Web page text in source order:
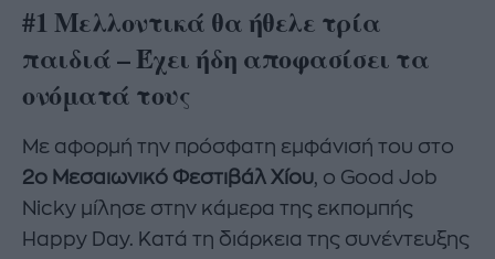
#1 Μελλοντικά θα ήθελε τρία
παιδιά – Έχει ήδη αποφασίσει τα
ονόματά τους
Με αφορμή την πρόσφατη εμφάνισή του στο
2ο Μεσαιωνικό Φεστιβάλ Χίου, ο Good Job
Nicky μίλησε στην κάμερα της εκπομπής
Happy Day. Κατά τη διάρκεια της συνέντευξης